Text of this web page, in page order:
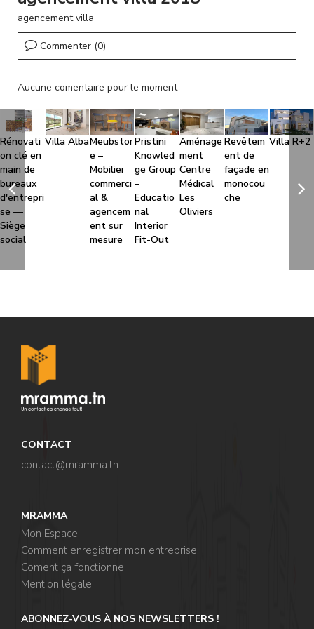
agencement villa
Commenter (0)
Aucune comentaire pour le moment
Rénovati
on clé en
main de
bureaux
d'entrepri
se —
Siège
social
Villa AlbaMeubstor
e –
Mobilier
commerci
al &
agencem
ent sur
mesure
Pristini
Knowled
ge Group
–
Educatio
nal
Interior
Fit-Out
Aménage
ment
Centre
Médical
Les
Oliviers
Revêtem
ent de
façade en
monocou
che
Villa R+2
CONTACT
contact@mramma.tn
MRAMMA
Mon Espace
Comment enregistrer mon entreprise
Coment ça fonctionne
Mention légale
ABONNEZ-VOUS À NOS NEWSLETTERS !